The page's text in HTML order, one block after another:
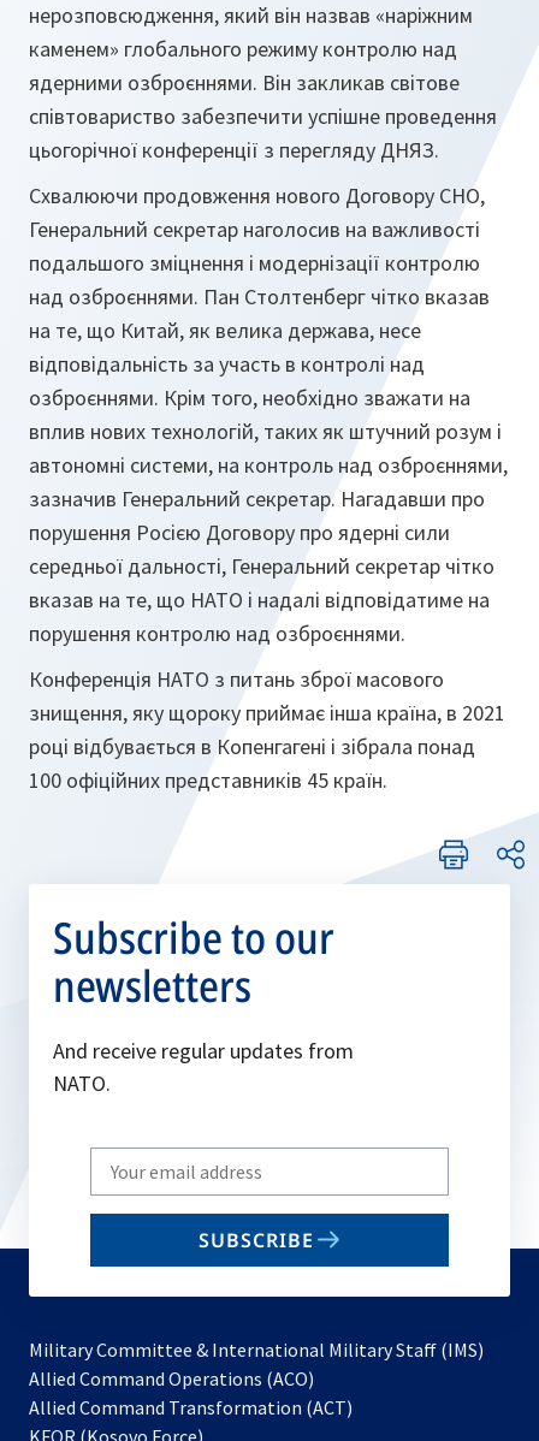
нерозповсюдження, який він назвав «наріжним
каменем» глобального режиму контролю над
ядерними озброєннями. Він закликав світове
співтовариство забезпечити успішне проведення
цьогорічної конференції з перегляду ДНЯЗ.
Схвалюючи продовження нового Договору СНО,
Генеральний секретар наголосив на важливості
подальшого зміцнення і модернізації контролю
над озброєннями. Пан Столтенберг чітко вказав
на те, що Китай, як велика держава, несе
відповідальність за участь в контролі над
озброєннями. Крім того, необхідно зважати на
вплив нових технологій, таких як штучний розум і
автономні системи, на контроль над озброєннями,
зазначив Генеральний секретар. Нагадавши про
порушення Росією Договору про ядерні сили
середньої дальності, Генеральний секретар чітко
вказав на те, що НАТО і надалі відповідатиме на
порушення контролю над озброєннями.
Конференція НАТО з питань зброї масового
знищення, яку щороку приймає інша країна, в 2021
році відбувається в Копенгагені і зібрала понад
100 офіційних представників 45 країн.
Subscribe to our
newsletters
And receive regular updates from
NATO.
Write
your
email
SUBSCRIBE
Military Committee & International Military Staff (IMS)
Allied Command Operations (ACO)
in
Allied Command Transformation (ACT)